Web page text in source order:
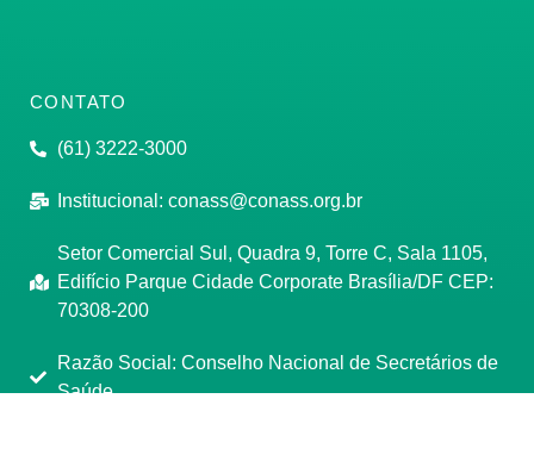
CONTATO
(61) 3222-3000
Institucional: conass@conass.org.br
Setor Comercial Sul, Quadra 9, Torre C, Sala 1105,
Edifício Parque Cidade Corporate Brasília/DF CEP:
70308-200
Razão Social: Conselho Nacional de Secretários de
Saúde